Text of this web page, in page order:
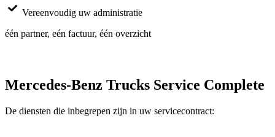
Vereenvoudig uw administratie
één partner, eén factuur, één overzicht
Mercedes-Benz Trucks Service Complete
De diensten die inbegrepen zijn in uw servicecontract: